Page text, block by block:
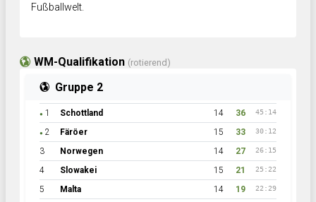
Fußballwelt.
WM-Qualifikation (rotierend)
Gruppe 2
● 1 Schottland 14 36 45:14
● 2 Färöer 15 33 30:12
3 Norwegen 14 27 26:15
4 Slowakei 15 21 25:22
5 Malta 14 19 22:29